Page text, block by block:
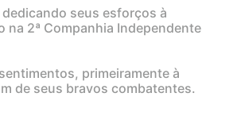
seus esforços à
2ª Companhia Independente
primeiramente à
de seus bravos combatentes.